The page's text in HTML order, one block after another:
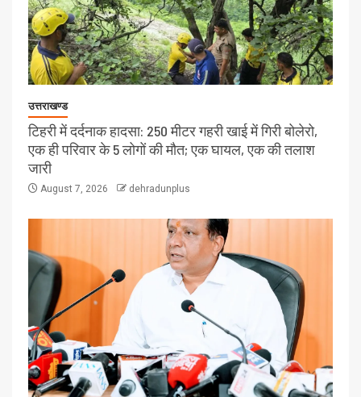
उत्तराखण्ड
टिहरी में दर्दनाक हादसा: 250 मीटर गहरी खाई में गिरी बोलेरो,
एक ही परिवार के 5 लोगों की मौत; एक घायल, एक की तलाश
जारी
August 7, 2026 dehradunplus